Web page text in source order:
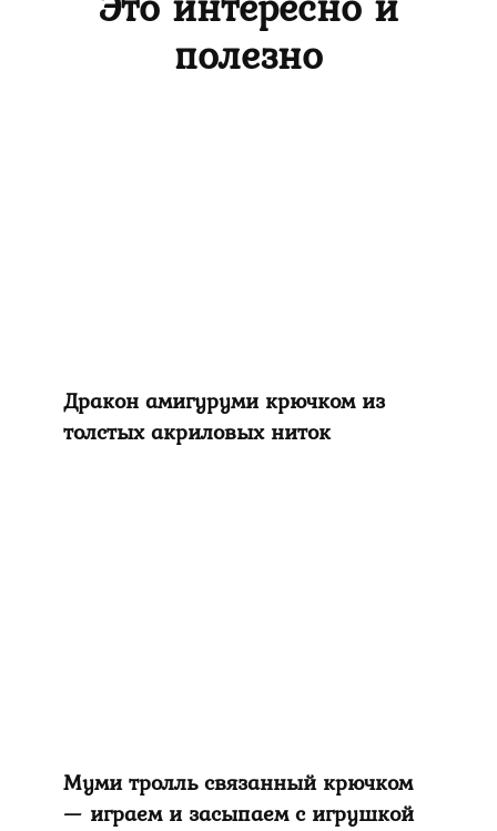
полезно
Дракон амигуруми крючком из
толстых акриловых ниток
Муми тролль связанный крючком
— играем и засыпаем с игрушкой